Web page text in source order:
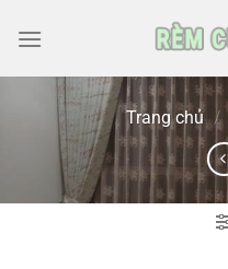
Trang chủ /